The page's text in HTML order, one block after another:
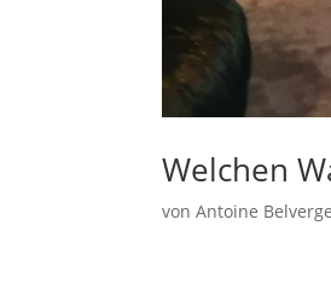
Welchen
vonAntoine Belverge